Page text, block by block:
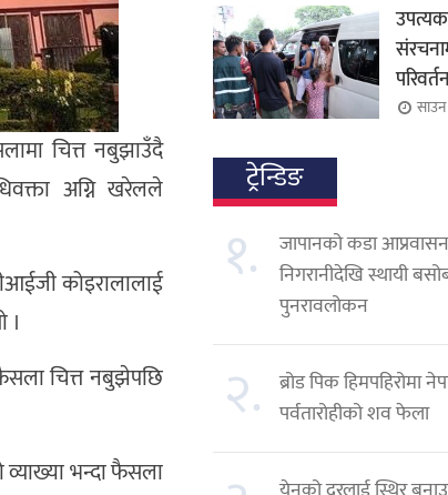
चित्त नबुझाउँदै
अग्नि खरेलले
कोइरालालाई
।
चित्त नबुझेपछि
भन्दा फैसला
ट्रेन्डिङ
१.
जापानको कडा आप्रवासन
निगरानीदेखि स्थायी
पुनरावलोकन
२.
ब्रोड पिक हिमपहिरोमा
पर्वतारोहीको शव फेला